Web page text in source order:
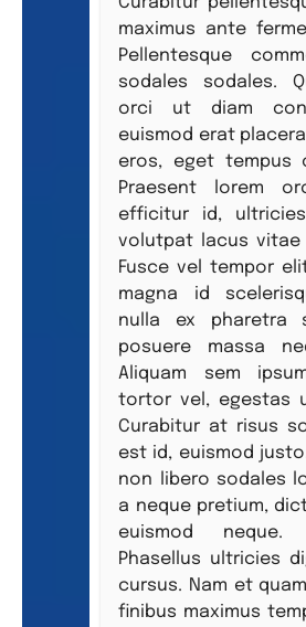
maximus ante
Pellentesque
sodales sodales.
orci ut diam
euismod erat
eros, eget tempus
Praesent lorem
efficitur id,
volutpat lacus vitae
Fusce vel tempor
magna id
nulla ex pharetra
posuere massa
Aliquam sem
tortor vel, egestas
Curabitur at risus
est id, euismod
non libero sodales
a neque pretium,
euismod neque.
Phasellus ultricies
cursus. Nam et
finibus maximus